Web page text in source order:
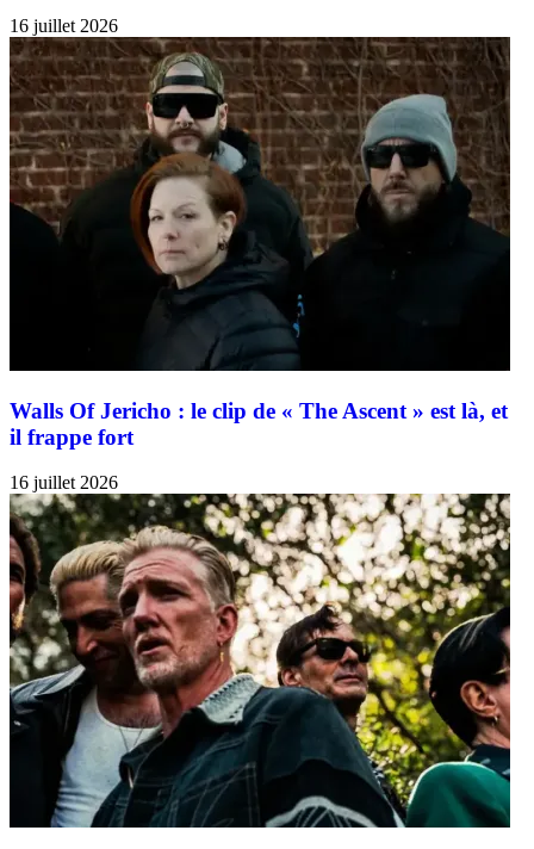
16 juillet 2026
Walls Of Jericho : le clip de « The Ascent » est là, et
il frappe fort
16 juillet 2026